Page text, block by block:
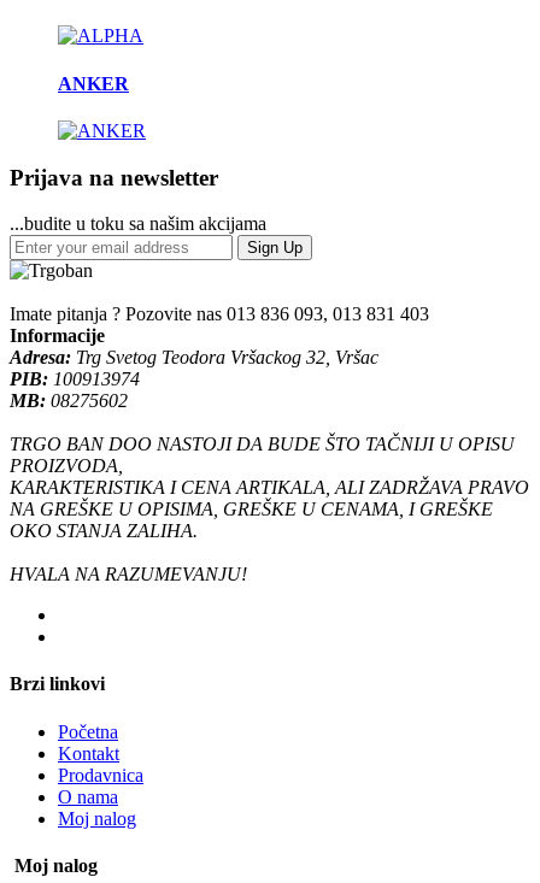
ANKER
Prijava na newsletter
...budite u toku sa našim akcijama
Sign Up
Imate pitanja ? Pozovite nas 013 836 093, 013 831 403
Informacije
Adresa: Trg Svetog Teodora Vršackog 32, Vršac
PIB: 100913974
MB: 08275602
TRGO BAN DOO NASTOJI DA BUDE ŠTO TAČNIJI U OPISU
PROIZVODA,
KARAKTERISTIKA I CENA ARTIKALA, ALI ZADRŽAVA PRAVO
NA GREŠKE U OPISIMA, GREŠKE U CENAMA, I GREŠKE
OKO STANJA ZALIHA.
HVALA NA RAZUMEVANJU!
Brzi linkovi
Početna
Kontakt
Prodavnica
O nama
Moj nalog
Moj nalog